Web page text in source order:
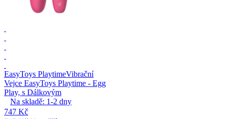
EasyToys PlaytimeVibrační
Vejce EasyToys Playtime - Egg
Play, s Dálkovým
Na skladě: 1-2 dny
747 Kč